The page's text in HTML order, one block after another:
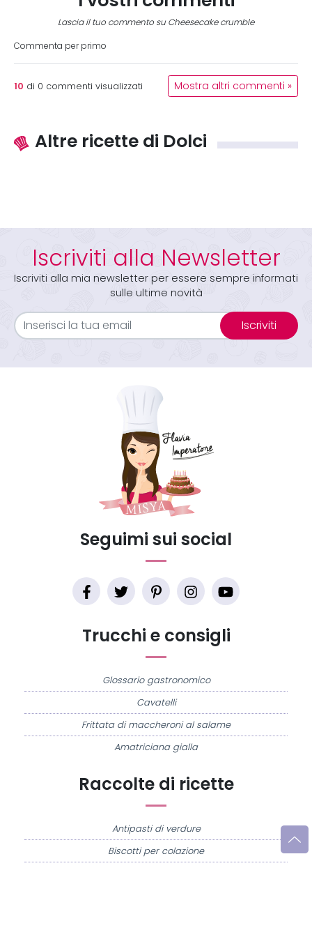
Lascia il tuo commento su Cheesecake crumble
Commenta per primo
10 di 0 commenti visualizzati Mostra altri commenti »
Altre ricette di Dolci
Iscriviti alla Newsletter
Iscriviti alla mia newsletter per essere sempre informati
sulle ultime novità
Iscriviti
Raccolte di ricette
Antipasti di verdure
Biscotti per colazione
Trucchi e consigli
Glossario gastronomico
Cavatelli
Frittata di maccheroni al salame
Amatriciana gialla
Seguimi sui social